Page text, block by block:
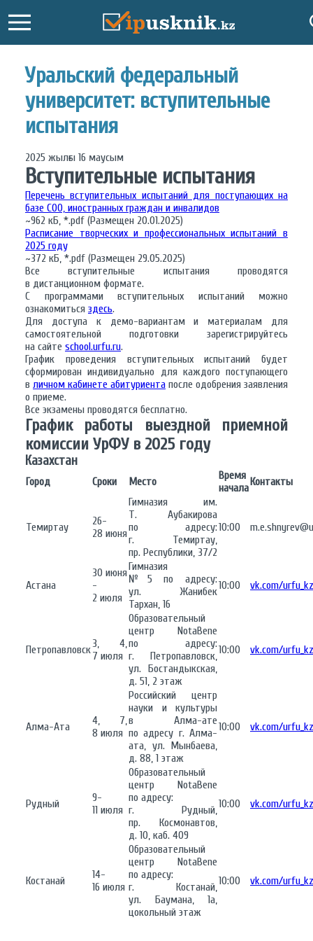
Уральский федеральный
университет: вступительные
испытания
2025 жылғы 16 маусым
Вступительные испытания
Перечень вступительных испытаний для поступающих на
базе СОО, иностранных граждан и инвалидов
~962 кБ, *.pdf (Размещен 20.01.2025)
Расписание творческих и профессиональных испытаний в
2025 году
~372 кБ, *.pdf (Размещен 29.05.2025)
Все вступительные испытания проводятся
в дистанционном формате.
С программами вступительных испытаний можно
ознакомиться здесь.
Для доступа к демо-вариантам и материалам для
самостоятельной подготовки зарегистрируйтесь
на сайте school.urfu.ru.
График проведения вступительных испытаний будет
сформирован индивидуально для каждого поступающего
в личном кабинете абитуриента после одобрения заявления
о приеме.
Все экзамены проводятся бесплатно.
График работы выездной приемной
комиссии УрФУ в 2025 году
Казахстан
Город Сроки Место
Время
началаКонтакты
Темиртау
26-
28 июня
Гимназия им.
Т. Аубакирова
по адресу:
г. Темиртау,
пр. Республики, 37/2
10:00
Астана
30 июня
-
2 июля
Гимназия
№5 по адресу:
ул. Жанибек
Тархан, 16
10:00 vk.com/urfu_kz
Петропавловск3, 4,
7 июля
Образовательный
центр NotaBene
по адресу:
г. Петропавловск,
ул. Бостандыкская,
д. 51, 2 этаж
10:00 vk.com/urfu_kz
Алма-Ата
4, 7,
8 июля
Российский центр
науки и культуры
в Алма-ате
по адресу г. Алма-
ата, ул. Мынбаева,
д. 88, 1 этаж
10:00 vk.com/urfu_kz
Рудный
9-
11 июля
Образовательный
центр NotaBene
по адресу:
г. Рудный,
пр. Космонавтов,
д. 10, каб. 409
10:00 vk.com/urfu_kz
Костанай
14-
16 июля
Образовательный
центр NotaBene
по адресу:
г. Костанай,
ул. Баумана, 1а,
цокольный этаж
10:00 vk.com/urfu_kz